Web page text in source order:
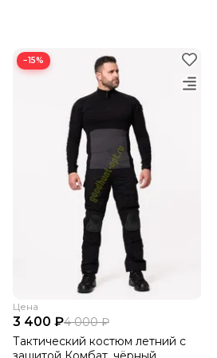
−15%
Цена
3 400 ₽4 000 ₽
Тактический костюм летний с